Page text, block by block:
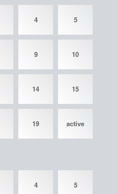
4 5
9 10
14 15
19 active
4 5